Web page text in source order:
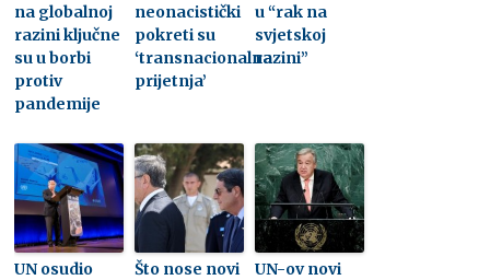
na globalnoj
razini ključne
su u borbi
protiv
pandemije
neonacistički
pokreti su
‘transnacionalna
prijetnja’
u “rak na
svjetskoj
razini”
UN osudio
Što nose novi
UN-ov novi